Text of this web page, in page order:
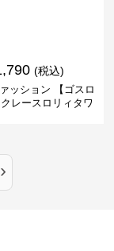
(税込)
ッション 【ゴスロ
レースロリィタワ
›